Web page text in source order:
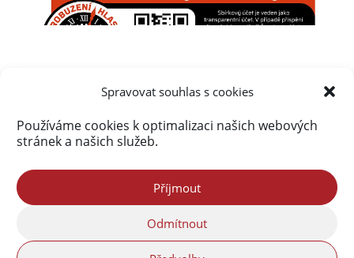
Spravovat souhlas s cookies
Používáme cookies k optimalizaci našich webových
stránek a našich služeb.
Příjmout
Odmítnout
Úvod Obsah webu
Aktuálně
Portál Freedlantsko.eu provozuje společnost